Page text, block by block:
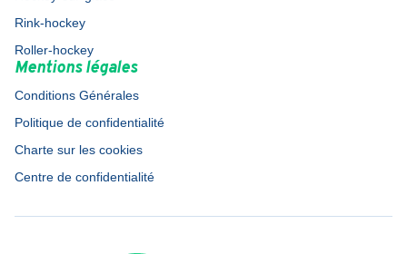
Rink-hockey
Roller-hockey
Mentions légales
Conditions Générales
Politique de confidentialité
Charte sur les cookies
Centre de confidentialité